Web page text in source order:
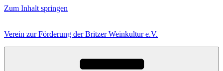
Zum Inhalt springen
Verein zur Förderung der Britzer Weinkultur e.V.